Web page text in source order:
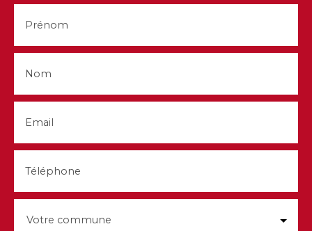
Prénom
Nom
Email
Téléphone
Votre commune